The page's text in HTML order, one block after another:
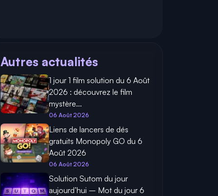
Autres actualités
1 jour 1 film solution du 6 Août
2026 : découvrez le film
mystère...
06 Août 2026
Liens de lancers de dés
gratuits Monopoly GO du 6
Août 2026
06 Août 2026
Solution Sutom du jour
aujourd’hui – Mot du jour 6